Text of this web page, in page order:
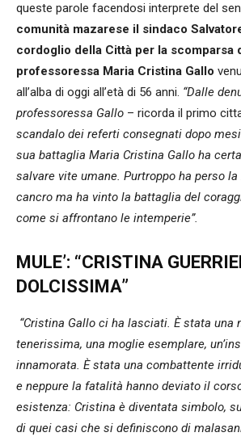
queste parole facendosi interprete del
comunità mazarese il sindaco
cordoglio della Città per la scomparsa
professoressa Maria Cristina Gallo
all’alba di oggi all’età di 56 anni. “Dalle
professoressa Gallo – ricorda il primo
scandalo dei referti consegnati dopo mesi
sua battaglia Maria Cristina Gallo ha
salvare vite umane. Purtroppo ha perso
cancro ma ha vinto la battaglia del
come si affrontano le intemperie”.
MULE’: “CRISTINA
DOLCISSIMA”
“Cristina Gallo ci ha lasciati. È stata una
tenerissima, una moglie esemplare,
innamorata. È stata una combattente
e neppure la fatalità hanno deviato il
esistenza: Cristina è diventata simbolo,
di quei casi che si definiscono di